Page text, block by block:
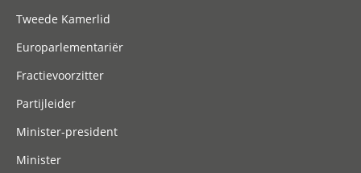
Tweede Kamerlid
Europarlementariër
Fractievoorzitter
Partijleider
Minister-president
Minister